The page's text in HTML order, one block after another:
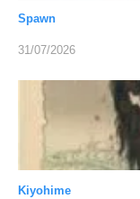
Spawn
31/07/2026
Kiyohime